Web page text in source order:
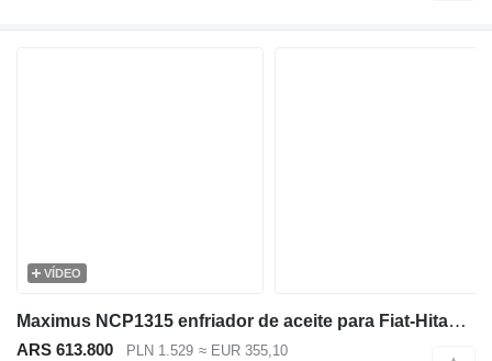
VÍDEO
Maximus NCP1315 enfriador de aceite para Fiat-Hitachi EX100 excavadora
ARS 613.800 PLN 1.529 ≈ EUR 355,10